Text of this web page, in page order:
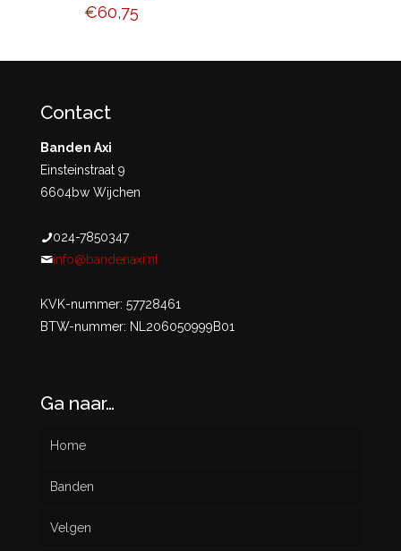
€60,75
Contact
Banden Axi
Einsteinstraat 9
6604bw Wijchen
024-7850347
info@bandenaxi.nl
KVK-nummer: 57728461
BTW-nummer: NL206050999B01
Ga naar…
Home
Banden
Nieuw
Velgen